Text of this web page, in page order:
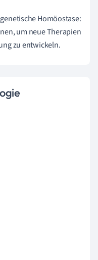
Homöostase:
um neue Therapien
zu entwickeln.